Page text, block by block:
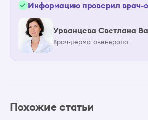
Информацию проверил врач-
Урванцева Светлана
Врач-дерматовенеролог
Похожие статьи